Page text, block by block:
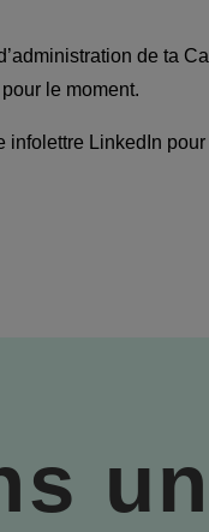
de ta
le moment.
infolettre LinkedIn pour